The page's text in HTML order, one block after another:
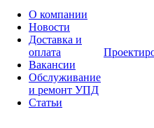
О компании
Новости
Доставка и
оплата
Вакансии
Обслуживание
и ремонт УПД
Статьи